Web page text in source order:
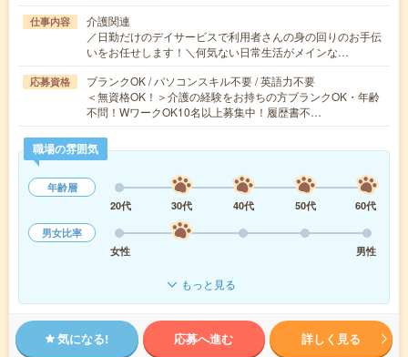
仕事内容
介護関連
／日勤だけのデイサービスで利用者さんの身の回りのお手伝
いをお任せします！＼何気ない日常生活がメインな…
応募資格
ブランクOK / パソコンスキル不要 / 英語力不要
＜無資格OK！＞介護の経験をお持ちの方ブランクOK・年齢
不問！WワークOK10名以上募集中！履歴書不…
職場の雰囲気
年齢層
20代
30代 40代 50代
60代
男女比率
女性
男性
もっと見る
気になる! 応募へ進む 詳しく見る